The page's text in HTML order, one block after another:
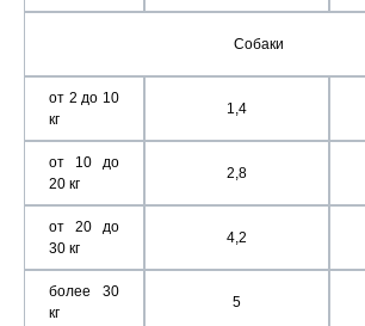
Собаки
от 2 до 10
кг
1,4
от 10 до
20 кг
2,8
от 20 до
30 кг
4,2
более 30
кг
5